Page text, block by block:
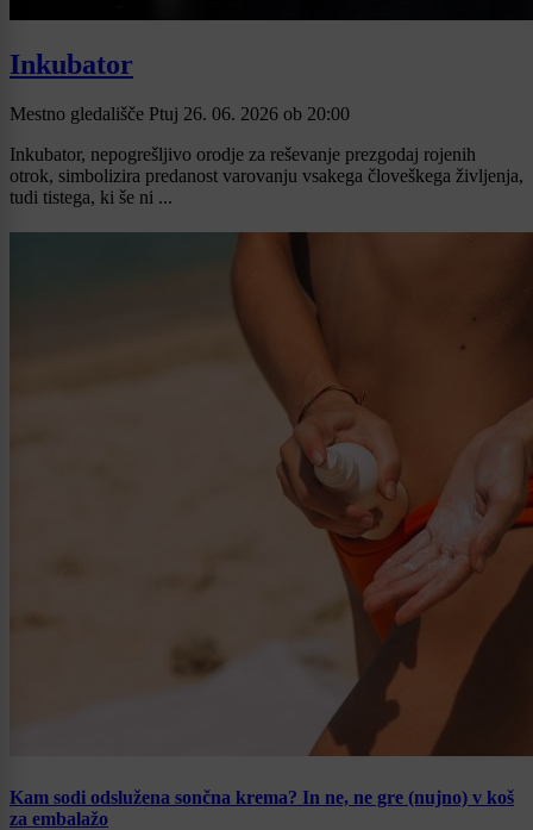
Inkubator
Mestno gledališče Ptuj 26. 06. 2026 ob 20:00
Inkubator, nepogrešljivo orodje za reševanje prezgodaj rojenih
otrok, simbolizira predanost varovanju vsakega človeškega življenja,
tudi tistega, ki še ni ...
Kam sodi odslužena sončna krema? In ne, ne gre (nujno) v koš
za embalažo